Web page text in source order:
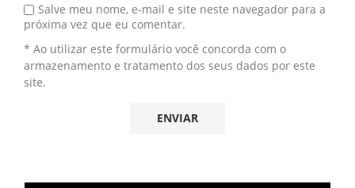
Salve meu nome, e-mail e site neste navegador para a
próxima vez que eu comentar.
* Ao utilizar este formulário você concorda com o
armazenamento e tratamento dos seus dados por este
site.